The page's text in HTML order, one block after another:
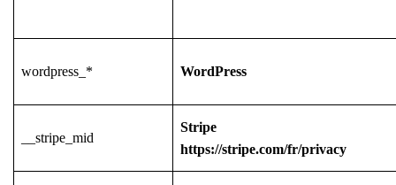
wordpress_* WordPress
__stripe_mid
Stripe
https://stripe.com/fr/privacy